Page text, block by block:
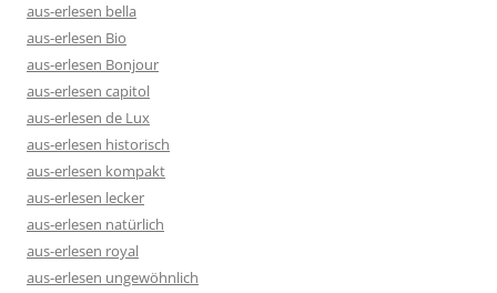
aus-erlesen bella
aus-erlesen Bio
aus-erlesen Bonjour
aus-erlesen capitol
aus-erlesen de Lux
aus-erlesen historisch
aus-erlesen kompakt
aus-erlesen lecker
aus-erlesen natürlich
aus-erlesen royal
aus-erlesen ungewöhnlich